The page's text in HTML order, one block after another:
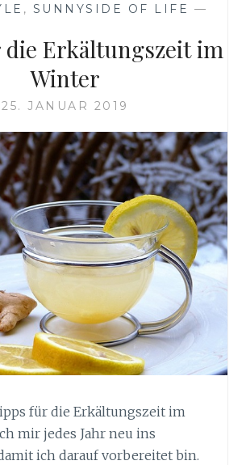
, SUNNYSIDE OF LIFE —
Erkältungszeit im
Winter
25. JANUAR 2019
für die Erkältungszeit im
mir jedes Jahr neu ins
ich darauf vorbereitet bin.